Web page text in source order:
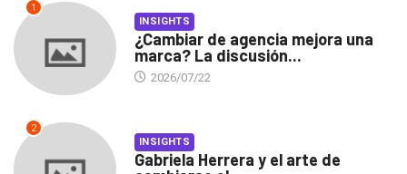
1
INSIGHTS
¿Cambiar de agencia mejora una
marca? La discusión...
2026/07/22
2
INSIGHTS
Gabriela Herrera y el arte de